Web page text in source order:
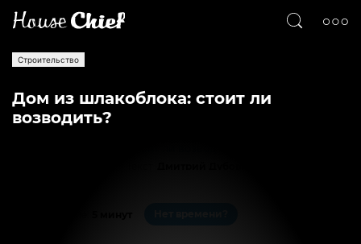
Строительство
Дом из шлакоблока: стоит ли
возводить?